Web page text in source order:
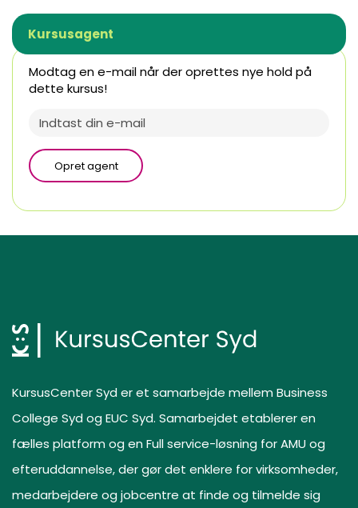
Kursusagent
Modtag en e-mail når der oprettes nye hold på
dette kursus!
Opret agent
KursusCenter Syd er et samarbejde mellem Business
College Syd og EUC Syd. Samarbejdet etablerer en
fælles platform og en Full service-løsning for AMU og
efteruddannelse, der gør det enklere for virksomheder,
medarbejdere og jobcentre at finde og tilmelde sig